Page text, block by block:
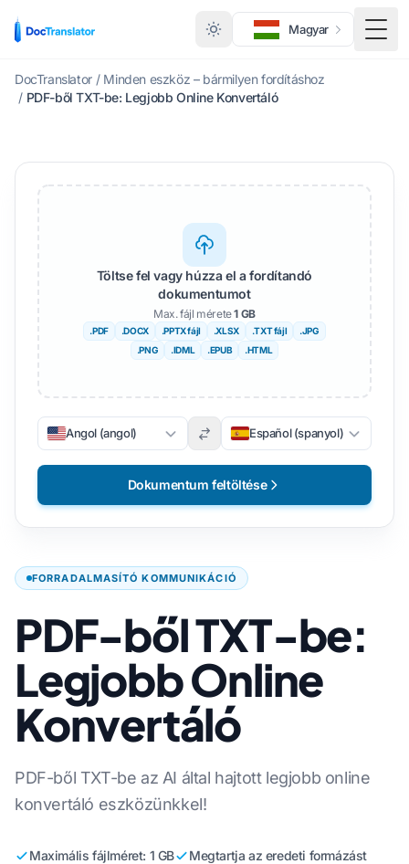
Magyar
DocTranslator / Minden eszköz – bármilyen fordításhoz
/ PDF-ből TXT-be: Legjobb Online Konvertáló
FORRADALMASÍTÓ KOMMUNIKÁCIÓ
PDF-ből TXT-be:
Legjobb Online
Konvertáló
PDF-ből TXT-be az AI által hajtott legjobb online
konvertáló eszközünkkel!
Maximális fájlméret: 1 GB Megtartja az eredeti formázást
Töltse fel vagy húzza el a fordítandó
dokumentumot
Max. fájl mérete1 GB
.PDF .DOCX .PPTX fájl .XLSX .TXT fájl
.JPG
.PNG
.IDML .EPUB .HTML
Angol (angol) Español (spanyol)
Dokumentum feltöltése